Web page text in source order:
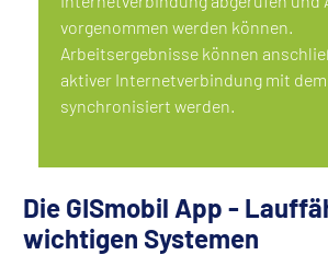
vorgenommen werden können.
Arbeitsergebnisse können
aktiver Internetverbindung mit
synchronisiert werden.
Die GISmobil App -
wichtigen Systemen